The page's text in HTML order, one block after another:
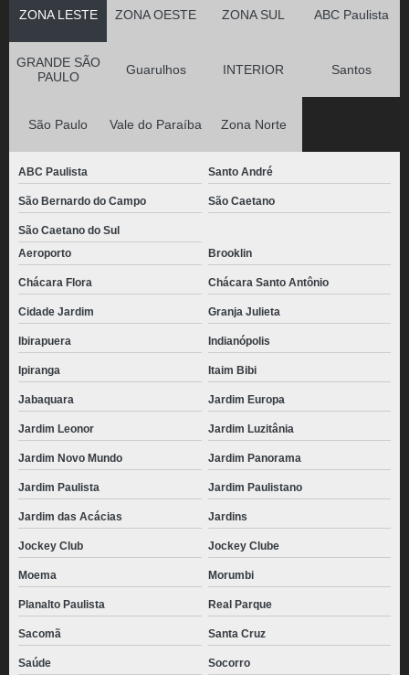
ZONA LESTE ZONA OESTE ZONA SUL ABC Paulista
GRANDE SÃO
PAULO
Guarulhos INTERIOR Santos
São Paulo Vale do Paraíba Zona Norte
ABC Paulista Santo André
São Bernardo do Campo São Caetano
São Caetano do Sul
Aeroporto
Brooklin
Chácara Flora Chácara Santo Antônio
Cidade Jardim Granja Julieta
Ibirapuera Indianópolis
Ipiranga Itaim Bibi
Jabaquara Jardim Europa
Jardim Leonor Jardim Luzitânia
Jardim Novo Mundo Jardim Panorama
Jardim Paulista Jardim Paulistano
Jardim das Acácias Jardins
Jockey Club Jockey Clube
Moema Morumbi
Planalto Paulista Real Parque
Sacomã Santa Cruz
Saúde Socorro